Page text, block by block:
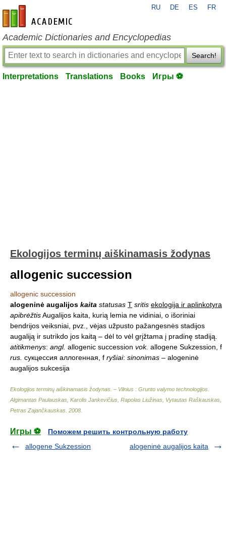
en-academic.com
RU DE ES FR
Academic Dictionaries and Encyclopedias
Search!
Interpretations Translations Books Игры ⚽
Ekologijos terminų aiškinamasis žodynas
allogenic succession
allogenic succession
alogeninė augalijos kaita statusas T sritis ekologija ir aplinkotyra
apibrėžtisAugalijos kaita, kurią lemia ne vidiniai, o išoriniai
bendrijos veiksniai, pvz., vėjas užpusto pažangesnės stadijos
augaliją ir sutrikdo jos kaitą – dėl to vėl grįžtama į pradinę stadiją.
atitikmenys: angl. allogenic succession vok. allogene Sukzession, f
rus. сукцессия аллогенная, f ryšiai: sinonimas – alogeninė
augalijos sukcesija
Ekologijos terminų aiškinamasis žodynas. – Vilnius : Grunto valymo technologijos
Algimantas Paulauskas, Karolis Jankevičius, Rapolas Liužinas, Vytautas Raškauskas,
Petras Zajančkauskas 2008
Игры ⚽
Поможем решить контрольную работу
allogene Sukzession
alogeninė augalijos kaita